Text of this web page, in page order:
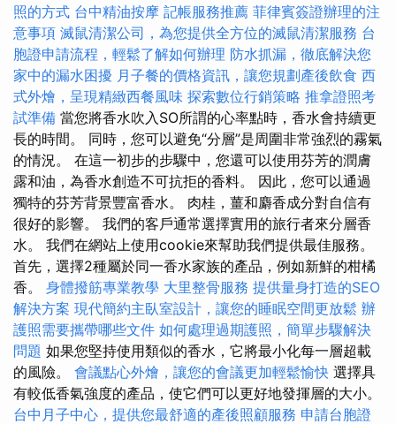
照的方式 台中精油按摩 記帳服務推薦 菲律賓簽證辦理的注
意事項 滅鼠清潔公司，為您提供全方位的滅鼠清潔服務 台
胞證申請流程，輕鬆了解如何辦理 防水抓漏，徹底解決您
家中的漏水困擾 月子餐的價格資訊，讓您規劃產後飲食 西
式外燴，呈現精緻西餐風味 探索數位行銷策略 推拿證照考
試準備 當您將香水吹入SO所謂的心率點時，香水會持續更
長的時間。 同時，您可以避免“分層”是周圍非常強烈的霧氣
的情況。 在這一初步的步驟中，您還可以使用芬芳的潤膚
露和油，為香水創造不可抗拒的香料。 因此，您可以通過
獨特的芬芳背景豐富香水。 肉桂，薑和麝香成分對自信有
很好的影響。 我們的客戶通常選擇實用的旅行者來分層香
水。 我們在網站上使用cookie來幫助我們提供最佳服務。
首先，選擇2種屬於同一香水家族的產品，例如新鮮的柑橘
香。 身體撥筋專業教學 大里整骨服務 提供量身打造的SEO
解決方案 現代簡約主臥室設計，讓您的睡眠空間更放鬆 辦
護照需要攜帶哪些文件 如何處理過期護照，簡單步驟解決
問題 如果您堅持使用類似的香水，它將最小化每一層超載
的風險。 會議點心外燴，讓您的會議更加輕鬆愉快 選擇具
有較低香氣強度的產品，使它們可以更好地發揮層的大小。
台中月子中心，提供您最舒適的產後照顧服務 申請台胞證